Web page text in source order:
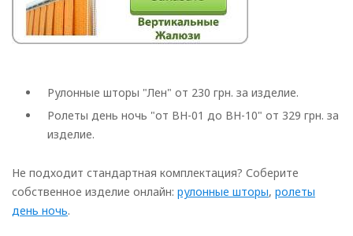
Рулонные шторы "Лен" от 230 грн. за изделие.
Ролеты день ночь "от BH-01 до BH-10" от 329 грн. за
изделие.
Не подходит стандартная комплектация? Соберите
собственное изделие онлайн: рулонные шторы, ролеты
день ночь.